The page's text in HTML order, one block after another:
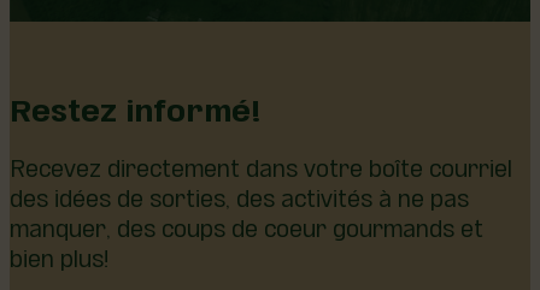
Restez informé!
Recevez directement dans votre boîte courriel
des idées de sorties, des activités à ne pas
manquer, des coups de coeur gourmands et
bien plus!